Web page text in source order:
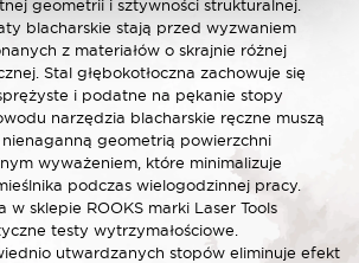
geometrii i sztywności strukturalnej.
blacharskie stają przed wyzwaniem
z materiałów o skrajnie różnej
Stal głębokotłoczna zachowuje się
i podatne na pękanie stopy
narzędzia blacharskie ręczne muszą
geometrią powierzchni
wyważeniem, które minimalizuje
podczas wielogodzinnej pracy.
sklepie ROOKS marki Laser Tools
testy wytrzymałościowe.
utwardzanych stopów eliminuje efekt